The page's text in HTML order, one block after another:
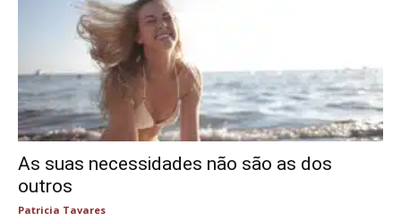
As suas necessidades não são as dos
outros
Patricia Tavares